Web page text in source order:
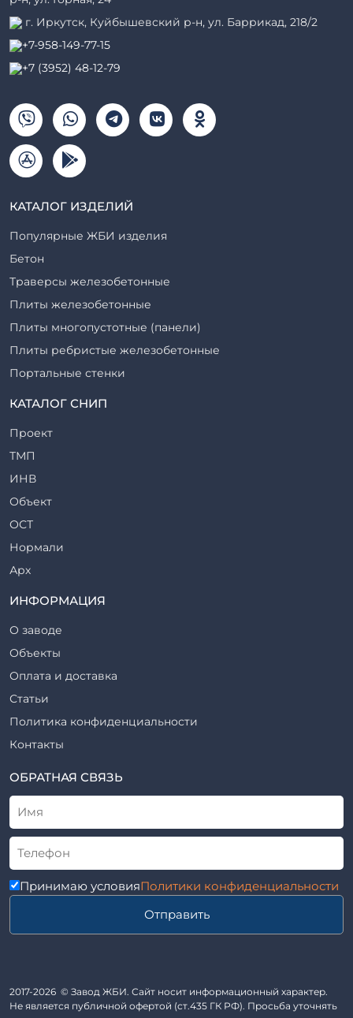
г. Иркутск, Куйбышевский р-н, ул. Баррикад, 218/2
+7-958-149-77-15
+7 (3952) 48-12-79
КАТАЛОГ ИЗДЕЛИЙ
Популярные ЖБИ изделия
Бетон
Траверсы железобетонные
Плиты железобетонные
Плиты многопустотные (панели)
Плиты ребристые железобетонные
Портальные стенки
Прогоны железобетонные
Ригели железобетонные
Сваи железобетонные
Стеновые блоки
Стойки железобетонные
Столбы железобетонные
Закладные детали
Трубы железобетонные
Утяжелители железобетонные
Фермы железобетонные
Фундаментные блоки
Фундаменты железобетонные
Шахты лифтов железобетонные
Шпалы железобетонные
Элементы благоустройства
Трубы асбоцементные
Приставки железобетонные (пасынки) Серия 3.407-57 и
ГОСТ 14295-75
Лестничные марши
Автопавильоны
Анкера железобетонные
Балки железобетонные
Блоки железобетонные
Кабины санитарно-технические
КАТАЛОГ СНИП
Проект
ТМП
ИНВ
Объект
ОСТ
Нормали
Арх
ТР
Серия
ТП
ТПР
Шифр
Рабочие чертежи
ВСН
ТУ
Альбом
ИНФОРМАЦИЯ
О заводе
Объекты
Оплата и доставка
Статьи
Политика конфиденциальности
Контакты
ОБРАТНАЯ СВЯЗЬ
Принимаю условияПолитики конфиденциальности
Отправить
2017-2026 © Завод ЖБИ. Сайт носит информационный характер.
Не является публичной офертой (ст.435 ГК РФ). Просьба уточнять